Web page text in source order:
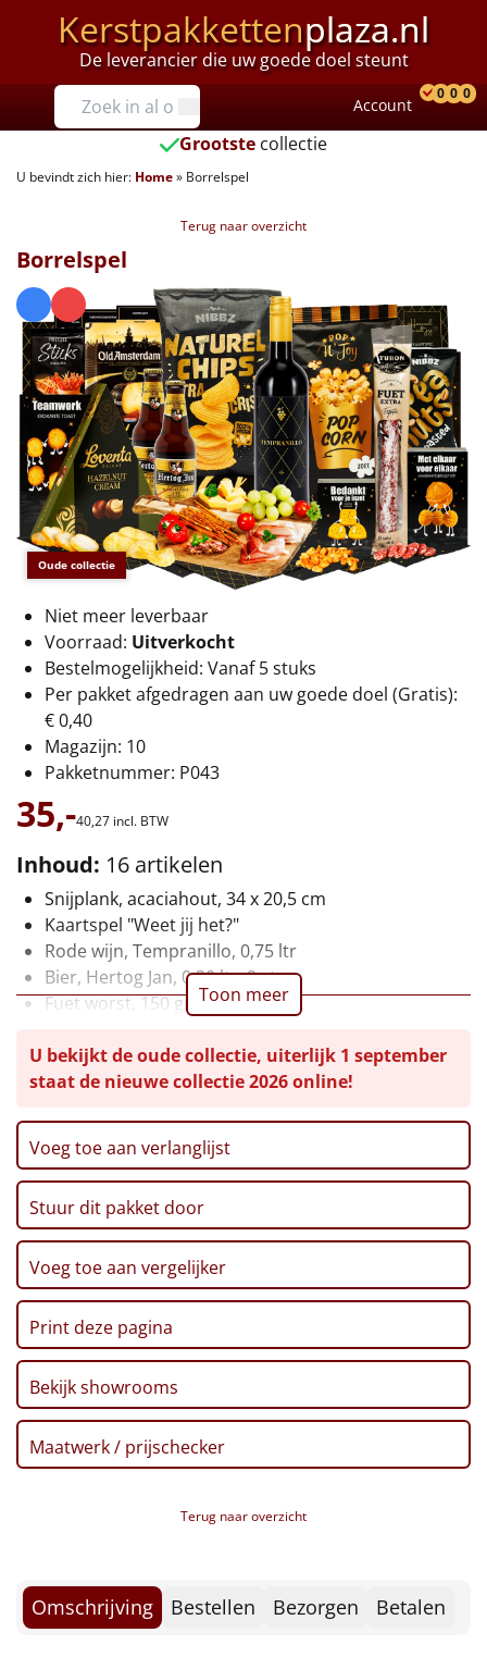
Kerstpakkettenplaza.nl
De leverancier die uw goede doel steunt
Prijzen
Tot €25
€25 tot €35
€40 tot €45
€45 tot €50
€50 tot €55
€55 tot €75
€75 tot €100
€100 en hoger
Alle kerstpakketten 2026
Thema
Origineel
Rituals
Luxe
Mannen
Vrouwen
Duurzaam
Leuke
Goedkope
Uniek
Alle thema's
Artikel
Hitster NIEUW
Pizzarette
Tas
Wake up light
NIEUW
Borrelplank
NIEUW
Noodradio NIEUW
Account
0 0 0
Grootste collectie
U bevindt zich hier: Home» Borrelspel
Terug naar overzicht
Oude collectie
Borrelspel
Niet meer leverbaar
Voorraad: Uitverkocht
Bestelmogelijkheid: Vanaf 5 stuks
Per pakket afgedragen aan uw goede doel (Gratis):
€ 0,40
Magazijn: 10
Pakketnummer: P043
35,-40,27 incl. BTW
Inhoud: 16 artikelen
Snijplank, acaciahout, 34 x 20,5 cm
Kaartspel "Weet jij het?"
Rode wijn, Tempranillo, 0,75 ltr
Bier, Hertog Jan, 0,30 ltr, 2 st
Fuet worst, 150 gr
Zoutjes, 60 gr
Kaaswafelbolletjes, 50 gr
Popcorn, 70 gr
Pinda's, 50 gr
Ribbelchips, 90 gr
Pralines, chocolade hazelnoot, 110 gr
Verpakt in een feestelijke kerstdoos, 39 x 29 x 12,6
cm
Toon meer
U bekijkt de oude collectie, uiterlijk 1 september
staat de nieuwe collectie 2026 online!
Voeg toe aan verlanglijst
Stuur dit pakket door
Voeg toe aan vergelijker
Print deze pagina
Bekijk showrooms
Maatwerk / prijschecker
Terug naar overzicht
Omschrijving Bestellen Bezorgen Betalen